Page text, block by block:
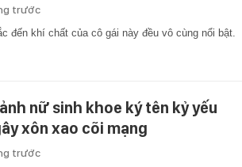
trước
đến khí chất của cô gái này đều vô cùng nổi bật.
nữ sinh khoe ký tên kỷ yếu
xôn xao cõi mạng
trước